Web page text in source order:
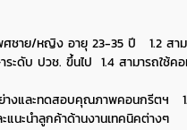
าย/หญิง อายุ 23-35 ปี 1.2 สาม
ะดับ ปวช. ขึ้นไป 1.4 สามารถใช้คอ
งและทดสอบคุณภาพคอนกรีตฯ
แนะนำลูกค้าด้านงานเทคนิคต่างๆ